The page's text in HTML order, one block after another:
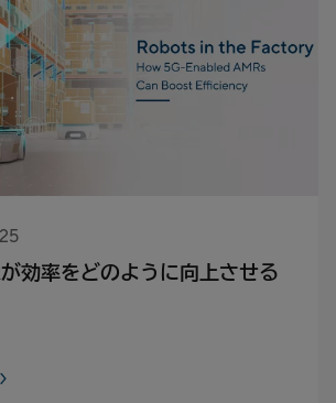
効率をどのように向上させる